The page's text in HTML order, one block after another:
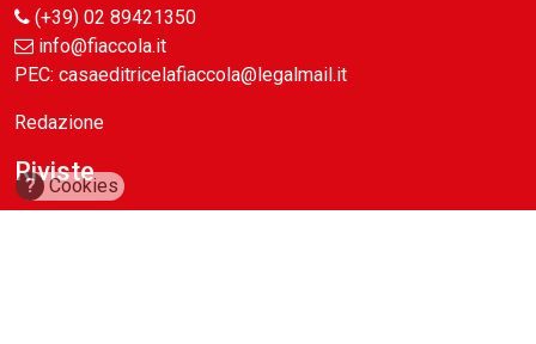
(+39) 02 89421350
info@fiaccola.it
PEC: casaeditricelafiaccola@legalmail.it
Redazione
Riviste
? Cookies